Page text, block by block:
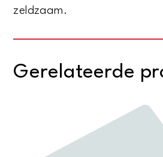
zeldzaam.
Gerelateerde